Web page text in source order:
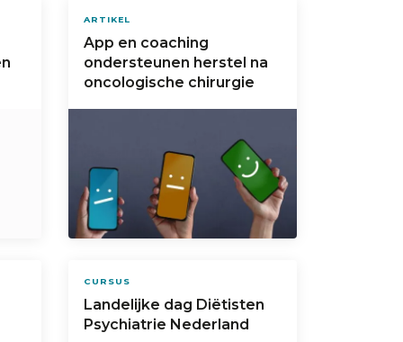
ARTIKEL
App en coaching
ondersteunen herstel na
oncologische chirurgie
CURSUS
Landelijke dag Diëtisten
Psychiatrie Nederland